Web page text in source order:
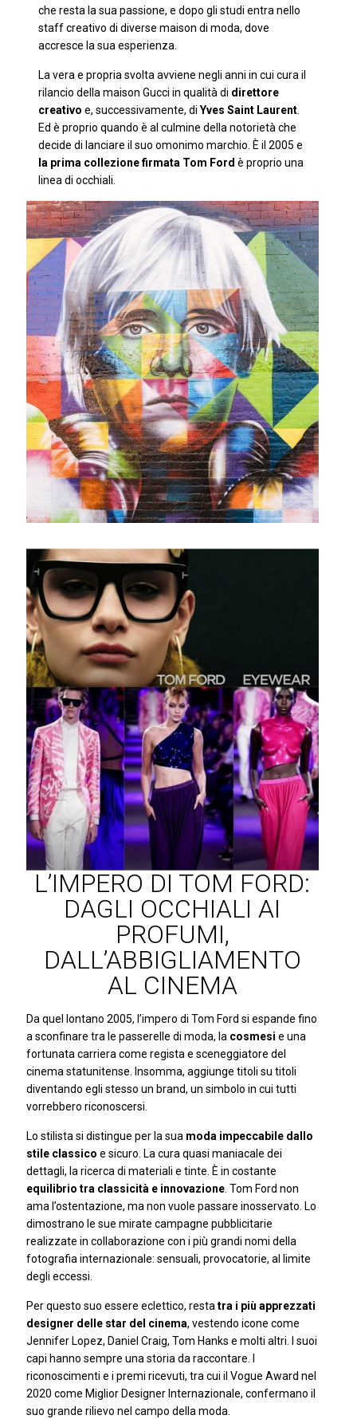
che resta la sua passione, e dopo gli studi entra nello
staff creativo di diverse maison di moda, dove
accresce la sua esperienza.
La vera e propria svolta avviene negli anni in cui cura il
rilancio della maison Gucci in qualità di direttore
creativo e, successivamente, di Yves Saint Laurent
Ed è proprio quando è al culmine della notorietà che
decide di lanciare il suo omonimo marchio. È il 2005 e
la prima collezione firmata Tom Ford è proprio una
linea di occhiali.
L’IMPERO DI TOM FORD:
DAGLI OCCHIALI AI
PROFUMI,
DALL’ABBIGLIAMENTO
AL CINEMA
Da quel lontano 2005, l’impero di Tom Ford si espande fino
a sconfinare tra le passerelle di moda, la cosmesi e una
fortunata carriera come regista e sceneggiatore del
cinema statunitense. Insomma, aggiunge titoli su titoli
diventando egli stesso un brand, un simbolo in cui tutti
vorrebbero riconoscersi.
Lo stilista si distingue per la sua moda impeccabile dallo
stile classico e sicuro. La cura quasi maniacale dei
dettagli, la ricerca di materiali e tinte. È in costante
equilibrio tra classicità e innovazione . Tom Ford non
ama l’ostentazione, ma non vuole passare inosservato. Lo
dimostrano le sue mirate campagne pubblicitarie
realizzate in collaborazione con i più grandi nomi della
fotografia internazionale: sensuali, provocatorie, al limite
degli eccessi.
Per questo suo essere eclettico, resta tra i più apprezzati
designer delle star del cinema, vestendo icone come
Jennifer Lopez, Daniel Craig, Tom Hanks e molti altri. I suoi
capi hanno sempre una storia da raccontare. I
riconoscimenti e i premi ricevuti, tra cui il Vogue Award nel
2020 come Miglior Designer Internazionale, confermano il
suo grande rilievo nel campo della moda.